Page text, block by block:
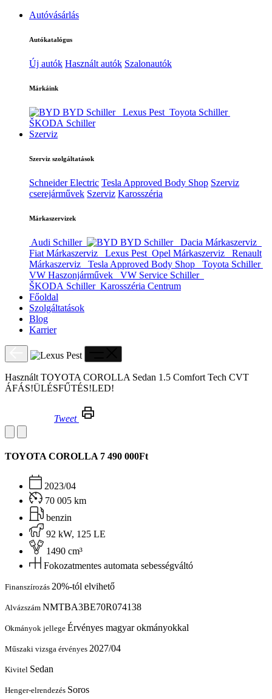
Autóvásárlás
Autókatalógus
Új autók Használt autók Szalonautók
Márkáink
BYD Schiller Lexus Pest Toyota Schiller
ŠKODA Schiller
Szerviz
Szerviz szolgáltatások
Schneider Electric Tesla Approved Body Shop Szerviz
cserejárművek Szerviz Karosszéria
Márkaszervizek
Audi Schiller BYD Schiller
Dacia Márkaszerviz
Fiat Márkaszerviz
Lexus Pest Opel Márkaszerviz
Renault
Márkaszerviz
Tesla Approved Body Shop
Toyota Schiller
VW Haszonjárművek
VW Service Schiller
ŠKODA Schiller Karosszéria Centrum
Főoldal
Szolgáltatások
Blog
Karrier
Használt TOYOTA COROLLA Sedan 1.5 Comfort Tech CVT
ÁFÁS!ÜLÉSFŰTÉS!LED!
Tweet
TOYOTA COROLLA 7 490 000Ft
2023/04
70 005 km
benzin
92 kW, 125 LE
1490 cm³
Fokozatmentes automata sebességváltó
Finanszírozás 20%-tól elvihető
Alvázszám NMTBA3BE70R074138
Okmányok jellege Érvényes magyar okmányokkal
Műszaki vizsga érvényes 2027/04
Kivitel Sedan
Henger-elrendezés Soros